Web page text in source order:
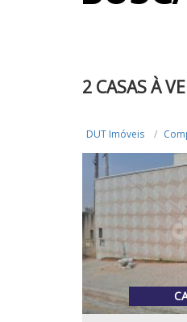
2 CASAS À
DUT Imóveis